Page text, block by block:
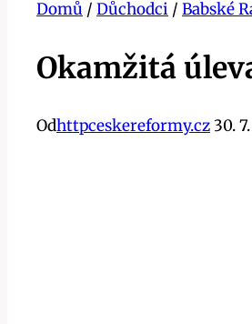
Domů / Důchodci / Babské
Okamžitá
Odhttpceskereformy.cz30.